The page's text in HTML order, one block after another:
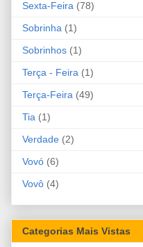
Sexta-Feira (78)
Sobrinha (1)
Sobrinhos (1)
Terça - Feira (1)
Terça-Feira (49)
Tia (1)
Verdade (2)
Vovó (6)
Vovô (4)
Categorias Mais Vistas